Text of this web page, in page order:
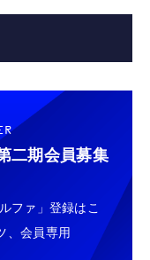
二期会員募集
ファ」登録はこ
、会員専用